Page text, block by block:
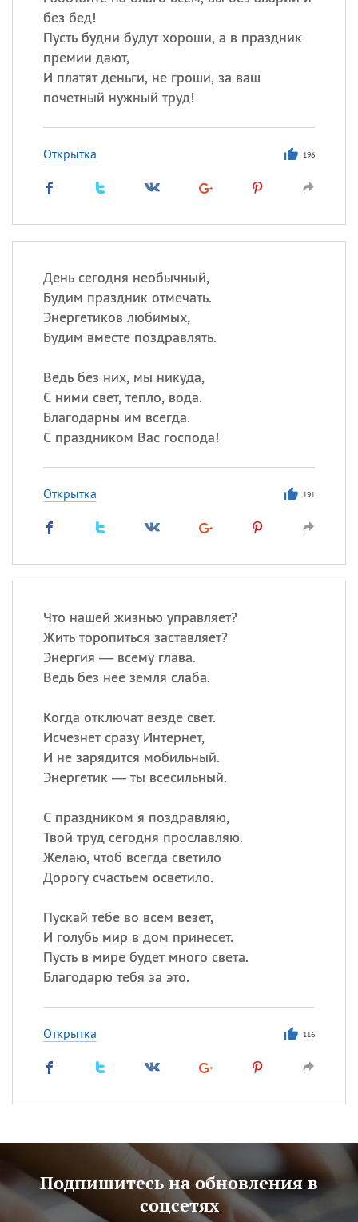
без бед!
Пусть будни будут хороши, а в праздник
премии дают,
И платят деньги, не гроши, за ваш
почетный нужный труд!
Открытка 196
День сегодня необычный,
Будим праздник отмечать.
Энергетиков любимых,
Будим вместе поздравлять.
Ведь без них, мы никуда,
С ними свет, тепло, вода.
Благодарны им всегда.
С праздником Вас господа!
Открытка 191
Что нашей жизнью управляет?
Жить торопиться заставляет?
Энергия — всему глава.
Ведь без нее земля слаба.
Когда отключат везде свет.
Исчезнет сразу Интернет,
И не зарядится мобильный.
Энергетик — ты всесильный.
С праздником я поздравляю,
Твой труд сегодня прославляю.
Желаю, чтоб всегда светило
Дорогу счастьем осветило.
Пускай тебе во всем везет,
И голубь мир в дом принесет.
Пусть в мире будет много света.
Благодарю тебя за это.
Открытка 116
Подпишитесь на обновления в
соцсетях